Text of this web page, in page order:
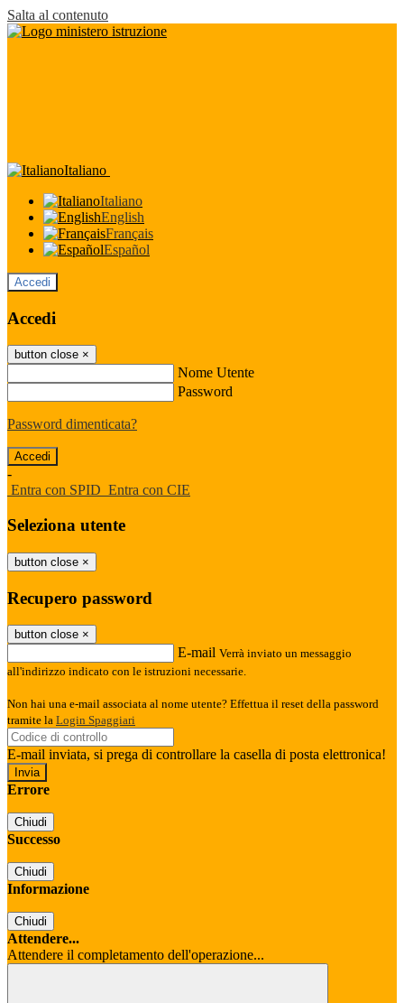
Salta al contenuto
Italiano
Italiano
English
Français
Español
Accedi
Accedi
button close ×
Nome Utente
Password
Password dimenticata?
-
Entra con SPID Entra con CIE
Seleziona utente
button close ×
Recupero password
button close ×
E-mail Verrà inviato un messaggio
all'indirizzo indicato con le istruzioni necessarie.
Non hai una e-mail associata al nome utente? Effettua il reset della password
tramite la Login Spaggiari
E-mail inviata, si prega di controllare la casella di posta elettronica!
Errore
Chiudi
Successo
Chiudi
Informazione
Chiudi
Attendere...
Attendere il completamento dell'operazione...